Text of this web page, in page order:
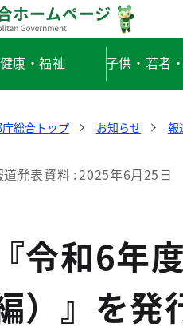
康・福祉 子供・若者
総合トップ お知らせ 報
道発表資料 2025年6月25日
『令和6
）』を発